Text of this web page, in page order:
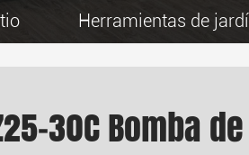
Herramientas de
30C Bomba